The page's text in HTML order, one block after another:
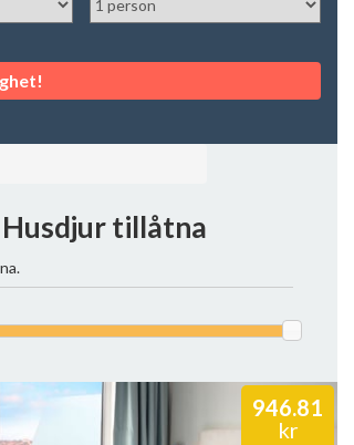
tillåtna
946.81
kr